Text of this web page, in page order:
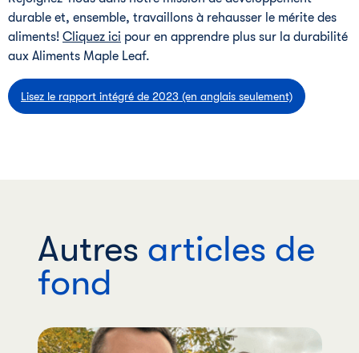
durable et, ensemble, travaillons à rehausser le mérite des
aliments! Cliquez ici pour en apprendre plus sur la durabilité
aux Aliments Maple Leaf.
Lisez le rapport intégré de 2023 (en anglais seulement)
Autres articles de
fond